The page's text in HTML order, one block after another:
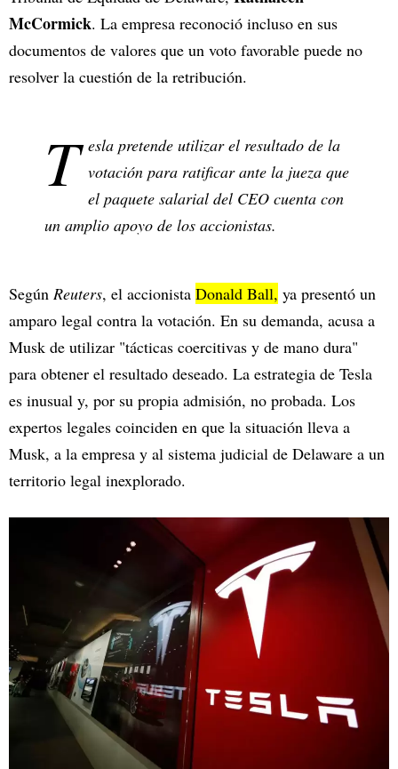
McCormick. La empresa reconoció incluso en sus
documentos de valores que un voto favorable puede no
resolver la cuestión de la retribución.
T esla pretende utilizar el resultado de la
votación para ratificar ante la jueza que
el paquete salarial del CEO cuenta con
un amplio apoyo de los accionistas.
Según Reuters, el accionista Donald Ball, ya presentó un
amparo legal contra la votación. En su demanda, acusa a
Musk de utilizar "tácticas coercitivas y de mano dura"
para obtener el resultado deseado. La estrategia de Tesla
es inusual y, por su propia admisión, no probada. Los
expertos legales coinciden en que la situación lleva a
Musk, a la empresa y al sistema judicial de Delaware a un
territorio legal inexplorado.